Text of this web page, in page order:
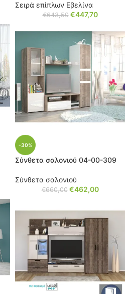
Σειρά επίπλων Εβελίνα
€643,50 €447,70
-30%
Σύνθετα σαλονιού 04-00-309
Σύνθετα σαλονιού
€660,00 €462,00